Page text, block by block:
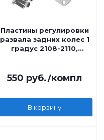
Пластины регулировки
развала задних колес 1
градус 2108-2110,
550 руб./компл
В корзину